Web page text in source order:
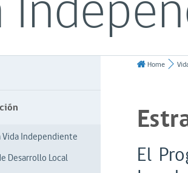
Vida Independiente
Desarrollo Local
Home
El